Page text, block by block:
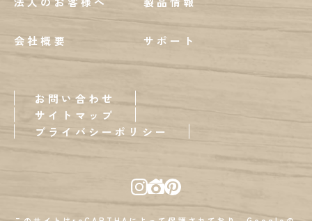
会社概要 サポート
お問い合わせ
サイトマップ
プライバシーポリシー